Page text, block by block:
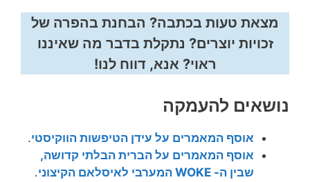
מצאת טעות בכתבה? הבחנת בהפרה של
זכויות יוצרים? נתקלת בדבר מה שאיננו
ראוי? אנא, דווח לנו!
נושאים להעמקה
אוסף המאמרים על עידן הטיפשות הווקיסטי.
אוסף המאמרים על הברית הבלתי קדושה,
שבין ה- WOKE המערבי לאיסלאם הקיצוני
.